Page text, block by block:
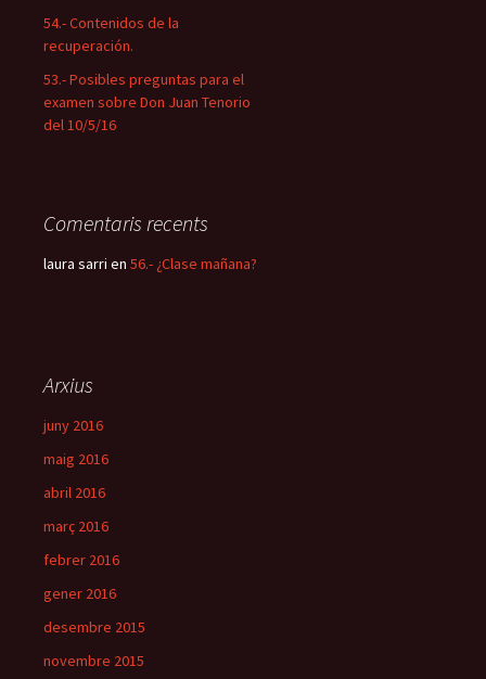
54.- Contenidos de la
recuperación.
53.- Posibles preguntas para el
examen sobre Don Juan Tenorio
del 10/5/16
Comentaris recents
laura sarri en 56.- ¿Clase mañana?
Arxius
juny 2016
maig 2016
abril 2016
març 2016
febrer 2016
gener 2016
desembre 2015
novembre 2015